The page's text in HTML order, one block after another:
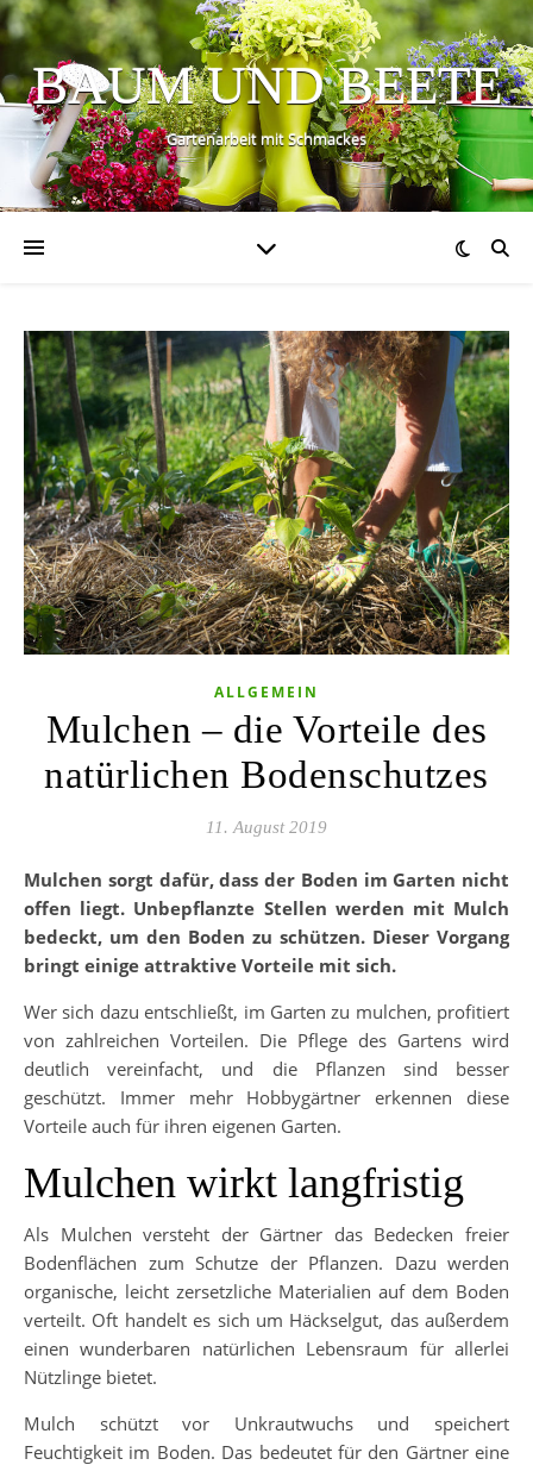
BAUM UND BEETE
Gartenarbeit mit Schmackes
ALLGEMEIN
Mulchen – die Vorteile des
natürlichen Bodenschutzes
11. August 2019
Mulchen sorgt dafür, dass der Boden im Garten nicht
offen liegt. Unbepflanzte Stellen werden mit Mulch
bedeckt, um den Boden zu schützen. Dieser Vorgang
bringt einige attraktive Vorteile mit sich.
Wer sich dazu entschließt, im Garten zu mulchen, profitiert
von zahlreichen Vorteilen. Die Pflege des Gartens wird
deutlich vereinfacht, und die Pflanzen sind besser
geschützt. Immer mehr Hobbygärtner erkennen diese
Vorteile auch für ihren eigenen Garten.
Mulchen wirkt langfristig
Als Mulchen versteht der Gärtner das Bedecken freier
Bodenflächen zum Schutze der Pflanzen. Dazu werden
organische, leicht zersetzliche Materialien auf dem Boden
verteilt. Oft handelt es sich um Häckselgut, das außerdem
einen wunderbaren natürlichen Lebensraum für allerlei
Nützlinge bietet.
Mulch schützt vor Unkrautwuchs und speichert
Feuchtigkeit im Boden. Das bedeutet für den Gärtner eine